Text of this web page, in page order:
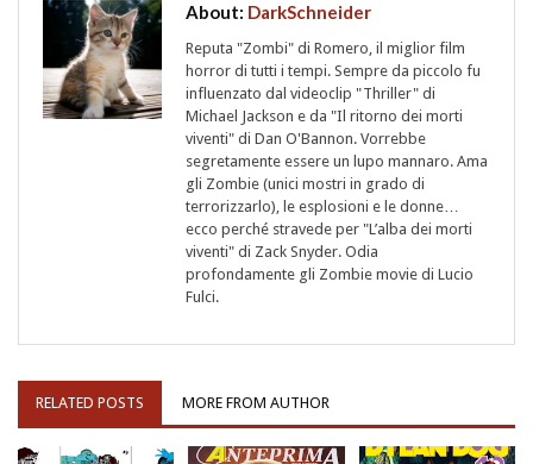
About: DarkSchneider
Reputa "Zombi" di Romero, il miglior film
horror di tutti i tempi. Sempre da piccolo fu
influenzato dal videoclip "Thriller" di
Michael Jackson e da "Il ritorno dei morti
viventi" di Dan O'Bannon. Vorrebbe
segretamente essere un lupo mannaro. Ama
gli Zombie (unici mostri in grado di
terrorizzarlo), le esplosioni e le donne…
ecco perché stravede per "L’alba dei morti
viventi" di Zack Snyder. Odia
profondamente gli Zombie movie di Lucio
Fulci.
RELATED POSTS MORE FROM AUTHOR